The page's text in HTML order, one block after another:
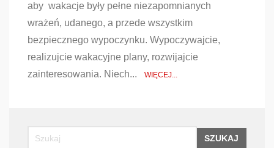
aby wakacje były pełne niezapomnianych
wrażeń, udanego, a przede wszystkim
bezpiecznego wypoczynku. Wypoczywajcie,
realizujcie wakacyjne plany, rozwijajcie
zainteresowania. Niech...
WIĘCEJ...
SZUKAJ